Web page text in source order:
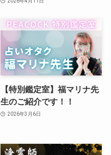
【特別鑑定室】福マリナ先
生のご紹介です！！
2026年3月6日